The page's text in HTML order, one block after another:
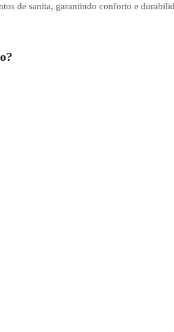
de sanita, garantindo conforto e